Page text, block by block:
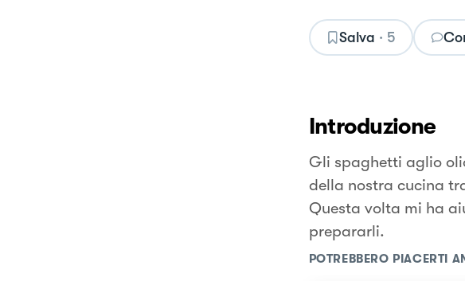
Salva · 5
Introduzione
Gli spaghetti aglio
della nostra cucina
Questa volta mi ha
prepararli.
POTREBBERO PIACERTI